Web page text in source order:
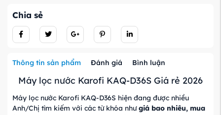
Chia sẻ
Thông tin sản phẩm Đánh giá Bình luận
Máy lọc nước Karofi KAQ-D36S Giá rẻ 2026
Máy lọc nước Karofi KAQ-D36S hiện đang được nhiều
Anh/Chị tìm kiếm với các từ khóa nhưgiá bao nhiêu, mua